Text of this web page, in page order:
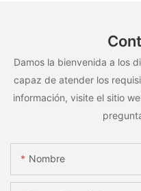
Damos la bienvenida a los
capaz de atender los
información, visite el sitio
Nombre